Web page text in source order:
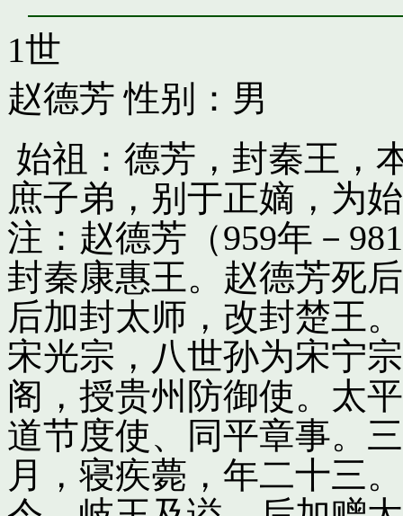
1世
赵德芳 性别：男
始祖：德芳，封秦王，
庶子弟，别于正嫡，为
注：赵德芳（959年－
封秦康惠王。赵德芳死
后加封太师，改封楚王
宋光宗，八世孙为宋宁
阁，授贵州防御使。太
道节度使、同平章事。
月，寝疾薨，年二十三